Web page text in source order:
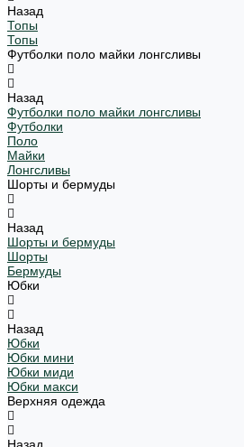
Назад
Топы
Топы
Футболки поло майки лонгсливы
Назад
Футболки поло майки лонгсливы
Футболки
Поло
Майки
Лонгсливы
Шорты и бермуды
Назад
Шорты и бермуды
Шорты
Бермуды
Юбки
Назад
Юбки
Юбки мини
Юбки миди
Юбки макси
Верхняя одежда